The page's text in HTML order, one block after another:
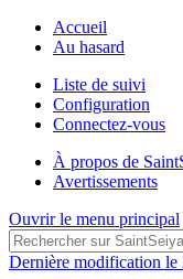
Accueil
Au hasard
Liste de suivi
Configuration
Connectez-vous
À propos de
Avertissements
Ouvrir le menu principal
Dernière modification le